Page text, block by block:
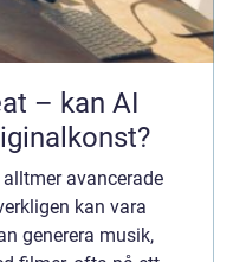
– kan AI
avancerade
kan vara
generera musik,